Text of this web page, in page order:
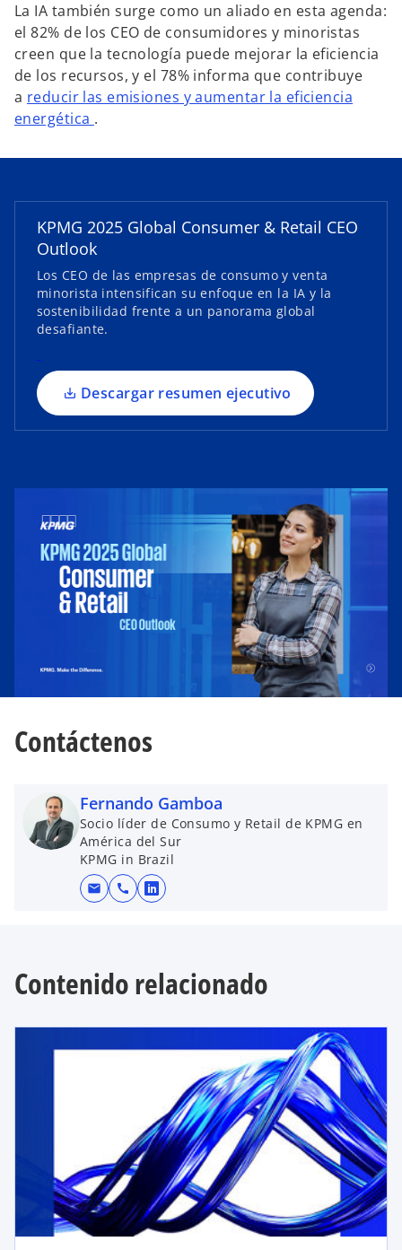
La IA también surge como un aliado en esta agenda:
el 82% de los CEO de consumidores y minoristas
creen que la tecnología puede mejorar la eficiencia
de los recursos, y el 78% informa que contribuye
a reducir las emisiones y aumentar la eficiencia
energética .
KPMG 2025 Global Consumer & Retail CEO
Outlook
Los CEO de las empresas de consumo y venta
minorista intensifican su enfoque en la IA y la
sostenibilidad frente a un panorama global
desafiante.
Descargar resumen ejecutivo
e
n
u
e
s
ñ
a
e
a
Contáctenos
Fernando Gamboa
Socio líder de Consumo y Retail de KPMG en
América del Sur
KPMG in Brazil
mail call
s
r
e
n
p
e
t
a
Contenido relacionado